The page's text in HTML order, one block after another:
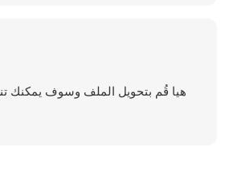
هيا قُم بتحويل الملف وسوف يمكنك